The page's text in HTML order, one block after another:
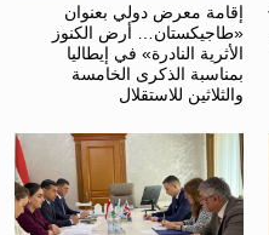
إقامة معرض دولي بعنوان
«طاجيكستان… أرض الكنوز
الأثرية النادرة» في إيطاليا
بمناسبة الذكرى الخامسة
والثلاثين للاستقلال